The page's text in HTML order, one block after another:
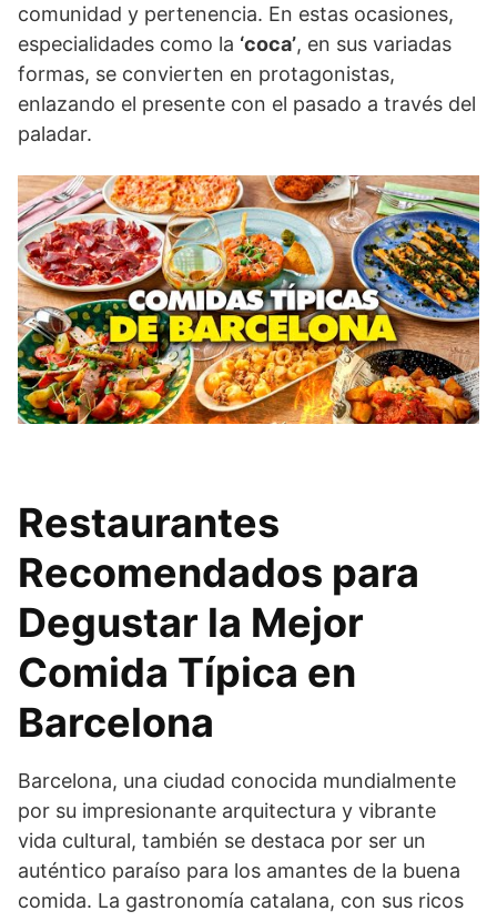
comunidad y pertenencia. En estas ocasiones,
especialidades como la ‘coca’, en sus variadas
formas, se convierten en protagonistas,
enlazando el presente con el pasado a través del
paladar.
Restaurantes
Recomendados para
Degustar la Mejor
Comida Típica en
Barcelona
Barcelona, una ciudad conocida mundialmente
por su impresionante arquitectura y vibrante
vida cultural, también se destaca por ser un
auténtico paraíso para los amantes de la buena
comida. La gastronomía catalana, con sus ricos